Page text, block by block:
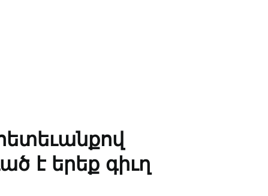
է երեք գիւղ